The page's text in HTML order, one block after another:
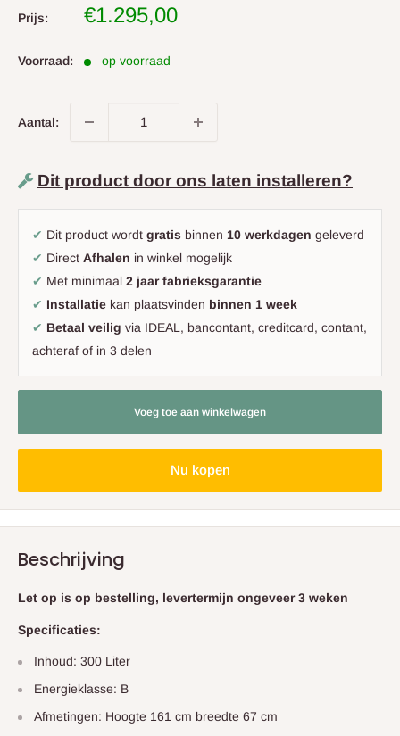
Prijs:
Uitverkoop
€1.295,00
Voorraad: op voorraad
Aantal:
Dit product door ons laten installeren?
✔ Dit product wordt gratis binnen 10 werkdagen geleverd
✔ Direct Afhalen in winkel mogelijk
✔ Met minimaal 2 jaar fabrieksgarantie
✔ Installatie kan plaatsvinden binnen 1 week
✔ Betaal veilig via IDEAL, bancontant, creditcard, contant,
achteraf of in 3 delen
Voeg toe aan winkelwagen
Nu kopen
Beschrijving
Let op is op bestelling, levertermijn ongeveer 3 weken
Specificaties:
Inhoud: 300 Liter
Energieklasse: B
Afmetingen: Hoogte 161 cm breedte 67 cm